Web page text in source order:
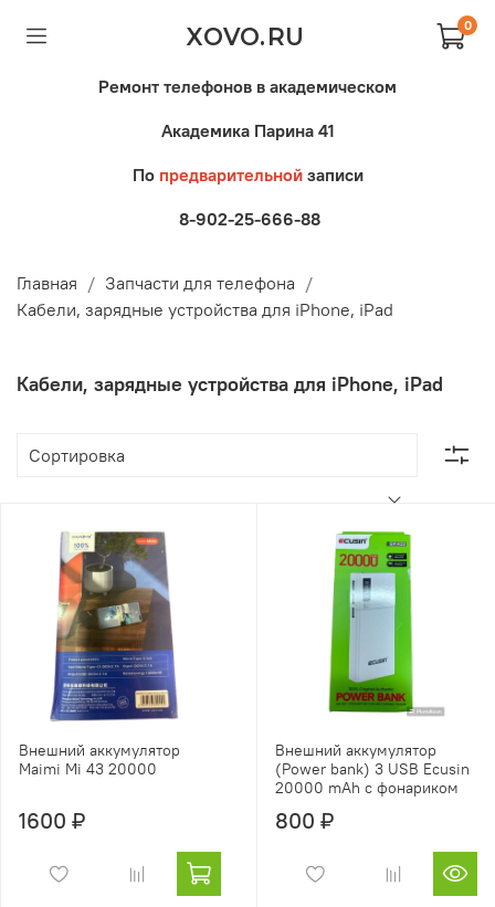
XOVO.RU 0
Ремонт телефонов в академическом
Академика Парина 41
По предварительнойзаписи
8-902-25-666-88
Главная
Запчасти для телефона
Кабели, зарядные устройства для iPhone, iPad
Кабели, зарядные устройства для iPhone, iPad
Внешний аккумулятор
Maimi Mi 43 20000
1600 ₽
Внешний аккумулятор
(Power bank) 3 USB Ecusin
20000 mAh с фонариком
800 ₽